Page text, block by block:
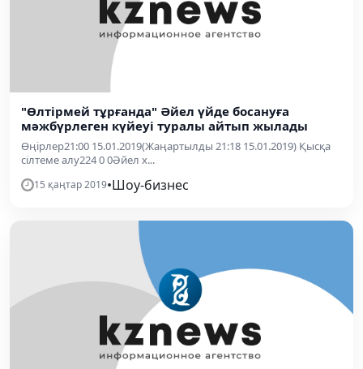
"Өлтірмей тұрғанда" Әйел үйде босануға
мәжбүрлеген күйеуі туралы айтып жылады
Өңірлер21:00 15.01.2019(Жаңартылды 21:18 15.01.2019) Қысқа
сілтеме алу224 0 0Әйел х...
15 қаңтар 2019•Шоу-бизнес